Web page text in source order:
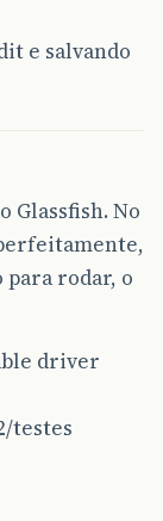
e salvando
Glassfish. No
para rodar, o
driver
testes